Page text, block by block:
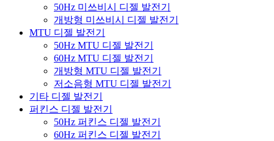
50Hz 미쓰비시 디젤 발전기
개방형 미쓰비시 디젤 발전기
MTU 디젤 발전기
50Hz MTU 디젤 발전기
60Hz MTU 디젤 발전기
개방형 MTU 디젤 발전기
저소음형 MTU 디젤 발전기
기타 디젤 발전기
퍼킨스 디젤 발전기
50Hz 퍼킨스 디젤 발전기
60Hz 퍼킨스 디젤 발전기